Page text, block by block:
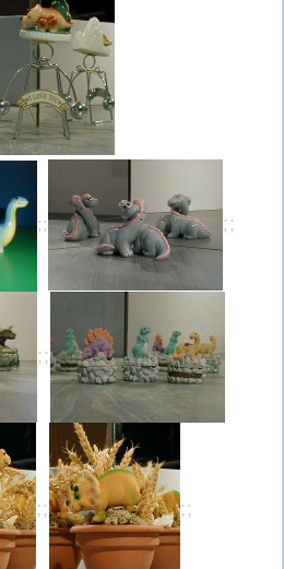
;; ;;
;;
;; ;;